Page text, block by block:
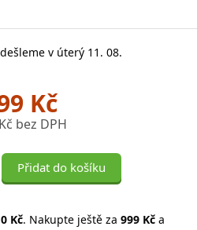
v úterý 11. 08.
Kč
bez DPH
Přidat do košíku
0 Kč. Nakupte ještě za 999 Kč a